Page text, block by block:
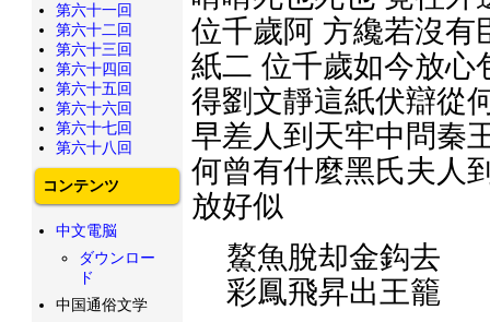
位千歲阿 方纔若沒有
紙二 位千歲如今放心
得劉文靜這紙伏辯從
早差人到天牢中問秦
何曾有什麼黑氏夫人
放好似
鰲魚脫却金鈎去
彩鳳飛昇出王籠
第六十一回
第六十二回
第六十三回
第六十四回
第六十五回
第六十六回
第六十七回
第六十八回
コンテンツ
中文電脳
ダウンロー
ド
中国通俗文学